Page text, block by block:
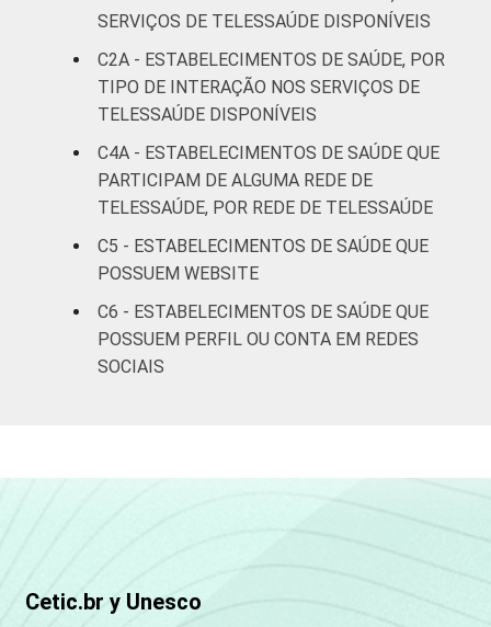
IDENTIFICAÇÃO DE
UNIDADE BÁSICA
DE SAÚDE
UBS 25
Não UBS 26
LOCALIZAÇÃO Capital
Interior
Estudos para o Desenvolvimento da
Sociedade da Informação (Cetic.br),
Pesquisa sobre o uso das tecnologias de
informação e comunicação nos
estabelecimentos de saúde brasileiros – TIC
SERVIÇOS DE TELESSAÚDE DISPONÍVEIS
C2A - ESTABELECIMENTOS DE SAÚDE, POR
TIPO DE INTERAÇÃO NOS SERVIÇOS DE
TELESSAÚDE DISPONÍVEIS
C4A - ESTABELECIMENTOS DE SAÚDE QUE
PARTICIPAM DE ALGUMA REDE DE
TELESSAÚDE, POR REDE DE TELESSAÚDE
C5 - ESTABELECIMENTOS DE SAÚDE QUE
POSSUEM WEBSITE
C6 - ESTABELECIMENTOS DE SAÚDE QUE
POSSUEM PERFIL OU CONTA EM REDES
SOCIAIS
Cetic.br y Unesco